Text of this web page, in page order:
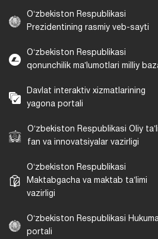
Oʻzbekiston Respublikasi
Prezidentining rasmiy veb-sayti
Oʻzbekiston Respublikasi
qonunchilik maʼlumotlari milliy
Davlat interaktiv xizmatlarining
yagona portali
Oʻzbekiston Respublikasi Oliy
fan va innovatsiyalar vazirligi
Oʻzbekiston Respublikasi
Maktabgacha va maktab taʼlimi
vazirligi
Oʻzbekiston Respublikasi
portali